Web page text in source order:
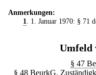
Anmerkungen:
1
. 1. Januar 1970: § 71
Umfeld
§ 47
§ 48 BeurkG.